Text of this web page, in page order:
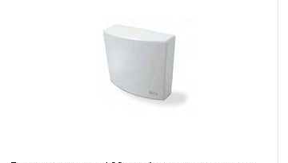
К сравнению
Под заказ